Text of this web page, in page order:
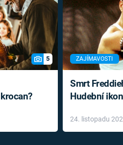
5 ZAJÍMAVOSTI
Smrt
Hudební
léky
24. listopadu